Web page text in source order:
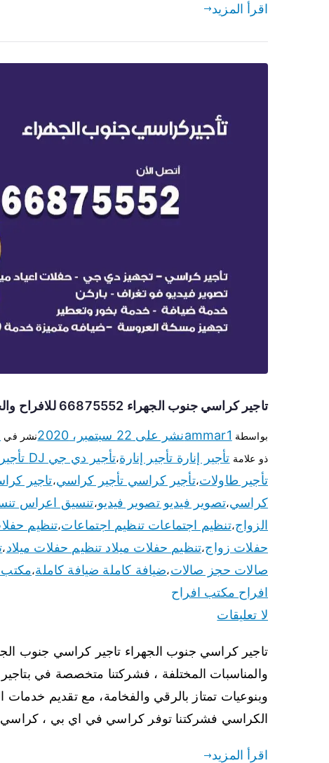
اقرأ المزيد
تاجير كراسي جنوب الجهراء 66875552 للافراح والحفلات وكل المناسبات
بواسطة ammar1نشر على 22 سبتمبر، 2020 نشر في
ذو علامة تأجير إنارة تأجير إنارة،تأجير دي جي DJ تأجير دي جي DJ
تأجير طاولات،تأجير كراسي تأجير كراسي،تاجير
كراسي،تصوير فيديو تصوير فيديو،تنسيق اعراس
الزواج،تنظيم اجتماعات تنظيم اجتماعات،تنظيم
حفلات زواج،تنظيم حفلات ميلاد تنظيم حفلات ميلاد،
صالات حجز صالات،ضيافة كاملة ضيافة كاملة،مكتب
افراح مكتب افراح
لا تعليقات
تاجير كراسي جنوب الجهراء تاجير كراسي جنوب
والمناسبات المختلفة ، فشركتنا متخصصة في
وبنوعيات تمتاز بالرقي والفخامة، مع تقديم خدمات
الكراسي فشركتنا توفر كراسي في اي بي ، كراسي
اقرأ المزيد